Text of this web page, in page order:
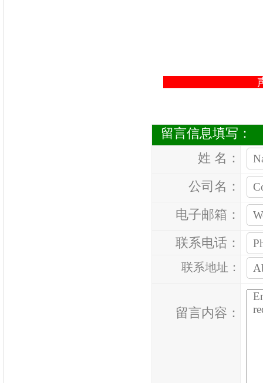
声明：本文
留言信息填写：
姓 名：
公司名：
电子邮箱：
联系电话：
联系地址：
留言内容：